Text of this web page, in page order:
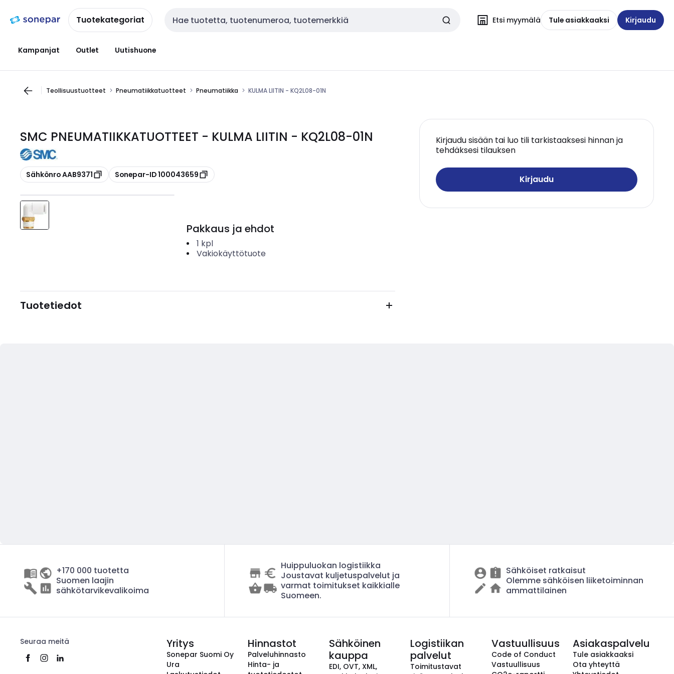
navigointiinsisältöönTuotekategoriat Haku Etsi myymälä Tule asiakkaaksi Kirjaudu
Kampanjat Outlet Uutishuone
Teollisuustuotteet Pneumatiikkatuotteet Pneumatiikka KULMA LIITIN - KQ2L08-01N
SMC PNEUMATIIKKATUOTTEET - KULMA LIITIN - KQ2L08-01N
Kopioi
Sähkönro AAB9371 Kopioi
Sonepar-ID 100043659
Kirjaudu sisään tai luo tili tarkistaaksesi hinnan ja
tehdäksesi tilauksen
Kirjaudu
Pakkaus ja ehdot
1 kpl
Vakiokäyttötuote
Tuotetiedot
+170 000 tuotetta
Suomen laajin
sähkötarvikevalikoima
Huippuluokan logistiikka
Joustavat kuljetuspalvelut ja
varmat toimitukset kaikkialle
Suomeen.
Sähköiset ratkaisut
Olemme sähköisen liiketoiminnan
ammattilainen
Seuraa meitä Yritys
Sonepar Suomi Oy
Ura
Hinnastot
Palveluhinnasto
Hinta- ja
Sähköinen
kauppa
EDI, OVT, XML,
Logistiikan
palvelut
Toimitustavat
Vastuullisuus
Code of Conduct
Vastuullisuus
Asiakaspalvelu
Tule asiakkaaksi
Ota yhteyttä